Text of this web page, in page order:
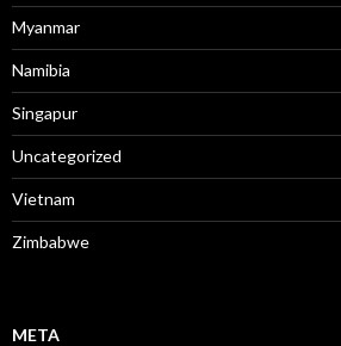
Myanmar
Namibia
Singapur
Uncategorized
Vietnam
Zimbabwe
META